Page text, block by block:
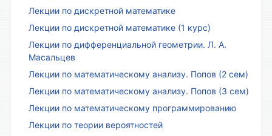
Лекции по дискретной математике
Лекции по дискретной математике (1 курс)
Лекции по дифференциальной геометрии. Л. А.
Масальцев
Лекции по математическому анализу. Попов (2 сем)
Лекции по математическому анализу. Попов (3 сем)
Лекции по математическому программированию
Лекции по теории вероятностей